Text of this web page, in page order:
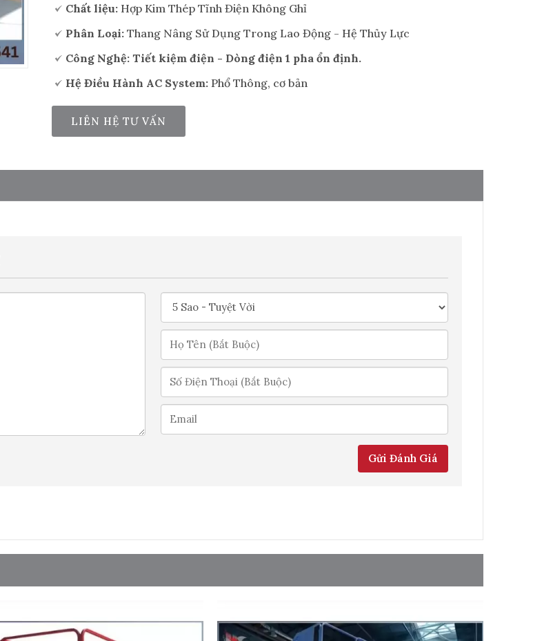
Chất liệu: Hợp Kim Thép Tĩnh Điện Không Ghỉ
Phân Loại: Thang Nâng Sử Dụng Trong Lao Động - Hệ Thủy Lực
Công Nghệ: Tiết kiệm điện - Dòng điện 1 pha ổn định.
Hệ Điều Hành AC System: Phổ Thông, cơ bản
LIÊN HỆ TƯ VẤN
Gửi Đánh Giá